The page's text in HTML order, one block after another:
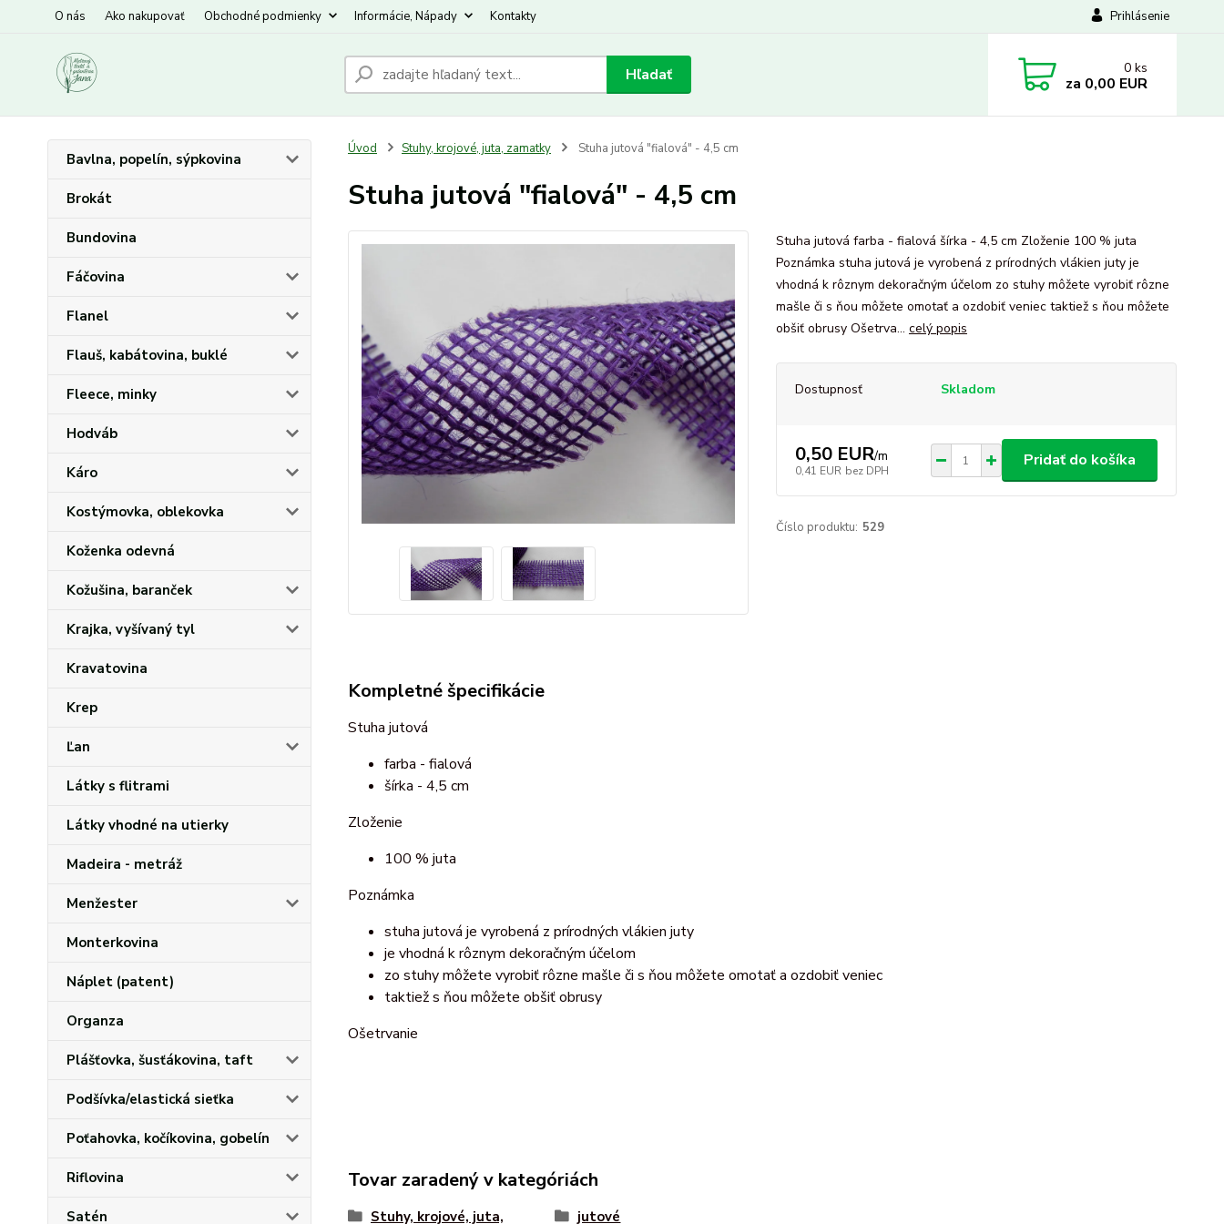
O nás Ako nakupovať Obchodné podmienky Informácie, Nápady Kontakty Prihlásenie
Hľadať 0 ks
za 0,00 EUR
Bavlna, popelín, sýpkovina
Brokát
Bundovina
Fáčovina
Flanel
Flauš, kabátovina, buklé
Fleece, minky
Hodváb
Káro
Kostýmovka, oblekovka
Koženka odevná
Kožušina, baranček
Krajka, vyšívaný tyl
Kravatovina
Krep
Ľan
Látky s flitrami
Látky vhodné na utierky
Madeira - metráž
Menžester
Monterkovina
Náplet (patent)
Organza
Plášťovka, šusťákovina, taft
Podšívka/elastická sieťka
Poťahovka, kočíkovina, gobelín
Riflovina
Satén
Úvod Stuhy, krojové, juta, zamatky Stuha jutová "fialová" - 4,5 cm
Stuha jutová "fialová" - 4,5 cm
Stuha jutová farba - fialová šírka - 4,5 cm Zloženie 100 % juta
Poznámka stuha jutová je vyrobená z prírodných vlákien juty je
vhodná k rôznym dekoračným účelom zo stuhy môžete vyrobiť rôzne
mašle či s ňou môžete omotať a ozdobiť veniec taktiež s ňou môžete
obšiť obrusy Ošetrva... celý popis
Dostupnosť Skladom
0,50 EUR/m
0,41 EUR bez DPH
Pridať do košíka
Číslo produktu: 529
Kompletné špecifikácie
Stuha jutová
farba - fialová
šírka - 4,5 cm
Zloženie
100 % juta
Poznámka
stuha jutová je vyrobená z prírodných vlákien juty
je vhodná k rôznym dekoračným účelom
zo stuhy môžete vyrobiť rôzne mašle či s ňou môžete omotať a ozdobiť veniec
taktiež s ňou môžete obšiť obrusy
Ošetrvanie
Tovar zaradený v kategóriách
Stuhy, krojové, juta, jutové